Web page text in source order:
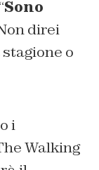
“Sono
direi
o